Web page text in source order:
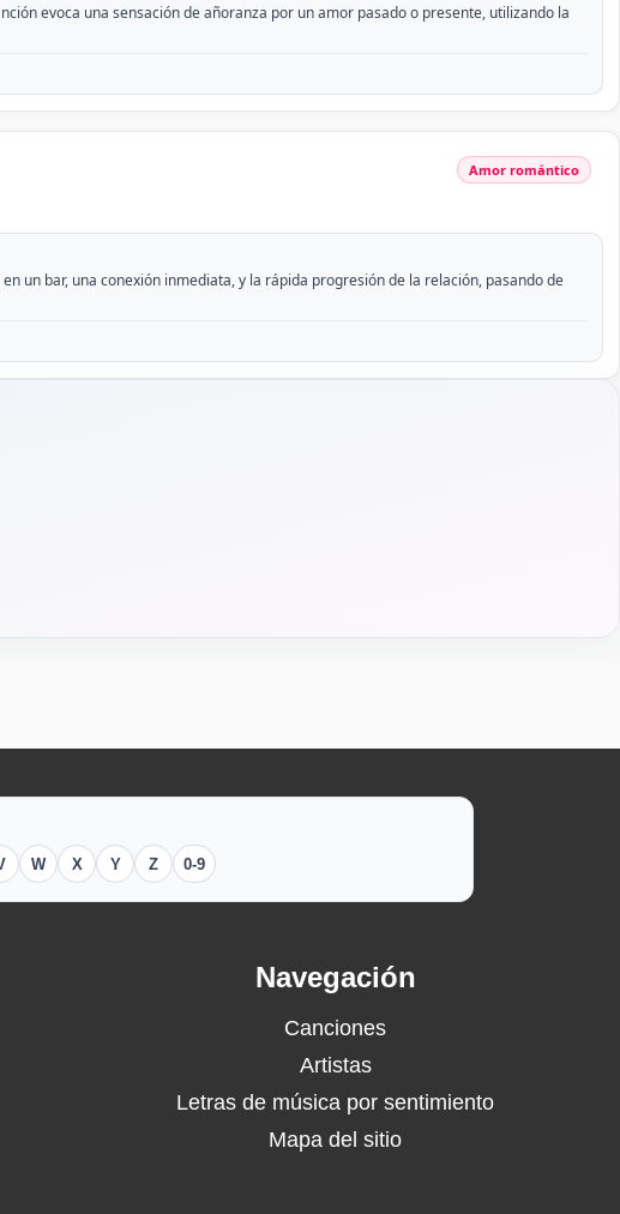
evoca una sensación de añoranza por un amor pasado o presente, utilizando la
Amor romántico
un bar, una conexión inmediata, y la rápida progresión de la relación, pasando de
W X Y Z 0-9
Navegación
Canciones
Artistas
Letras de música por sentimiento
Mapa del sitio